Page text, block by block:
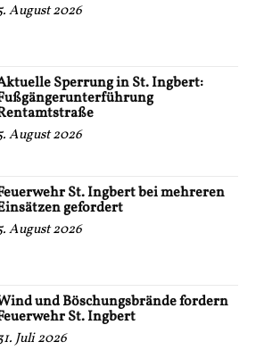
August 2026
Sperrung in St. Ingbert:
August 2026
St. Ingbert bei mehreren
gefordert
August 2026
und Böschungsbrände fordern
St. Ingbert
Juli 2026